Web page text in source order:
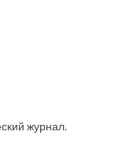
журнал.